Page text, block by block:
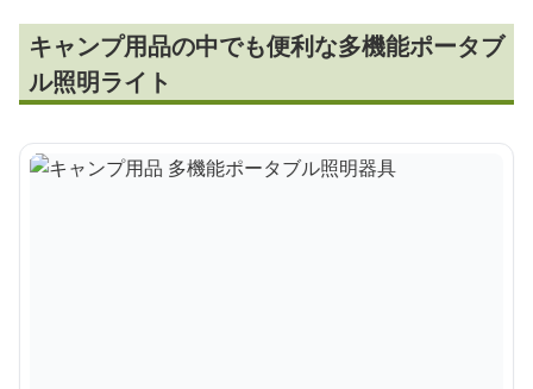
キャンプ用品の中でも便利な多機能ポータブ
ル照明ライト